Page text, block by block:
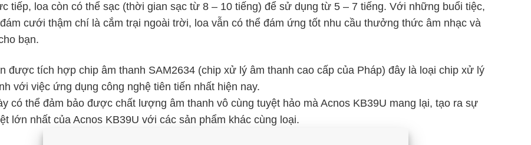
tiếp, loa còn có thể sạc (thời gian sạc từ 8 – 10 tiếng) để sử dụng từ 5 – 7 tiếng. Với những buổi tiệc,
cưới thậm chí là cắm trại ngoài trời, loa vẫn có thể đám ứng tốt nhu cầu thưởng thức âm nhạc và
bạn.
được tích hợp chip âm thanh SAM2634 (chip xử lý âm thanh cao cấp của Pháp) đây là loại chip xử lý
với việc ứng dụng công nghệ tiên tiến nhất hiện nay.
có thể đảm bảo được chất lượng âm thanh vô cùng tuyệt hảo mà Acnos KB39U mang lại, tạo ra sự
lớn nhất của Acnos KB39U với các sản phẩm khác cùng loại.